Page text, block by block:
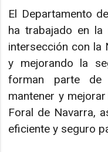
El Departamento
ha trabajado en
intersección con la
y mejorando la
forman parte de
mantener y
Foral de Navarra,
eficiente y seguro